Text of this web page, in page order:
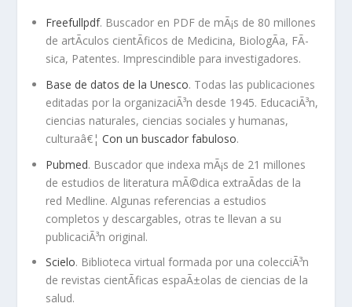
Freefullpdf. Buscador en PDF de mÃ¡s de 80 millones
de artÃ­culos cientÃ­ficos de Medicina, BiologÃ­a, FÃ­
sica, Patentes. Imprescindible para investigadores.
Base de datos de la Unesco. Todas las publicaciones
editadas por la organizaciÃ³n desde 1945. EducaciÃ³n,
ciencias naturales, ciencias sociales y humanas,
culturaâ€¦Con un buscador fabuloso.
Pubmed. Buscador que indexa mÃ¡s de 21 millones
de estudios de literatura mÃ©dica extraÃ­das de la
red Medline. Algunas referencias a estudios
completos y descargables, otras te llevan a su
publicaciÃ³n original.
Scielo. Biblioteca virtual formada por una colecciÃ³n
de revistas cientÃ­ficas espaÃ±olas de ciencias de la
salud.